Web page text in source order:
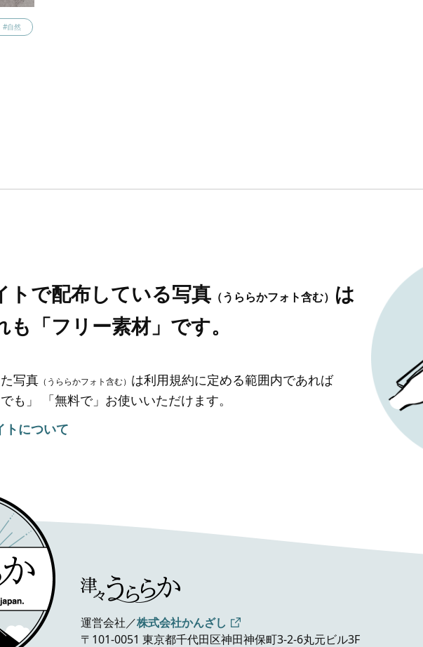
#自然
トで配布している写真 （うららかフォト含む） は
も「フリー素材」です。
写真 （うららかフォト含む） は利用規約に定める範囲内であれば
でも」 「無料で」お使いいただけます。
トについて
運営会社／株式会社かんざし
〒101-0051 東京都千代田区神田神保町3-2-6丸元ビル3F